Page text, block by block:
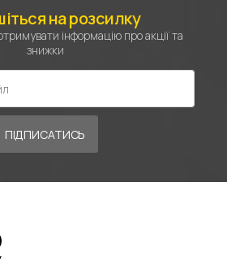
на розсилку
інформацію про акції та
знижки
ПІДПИСАТИСЬ